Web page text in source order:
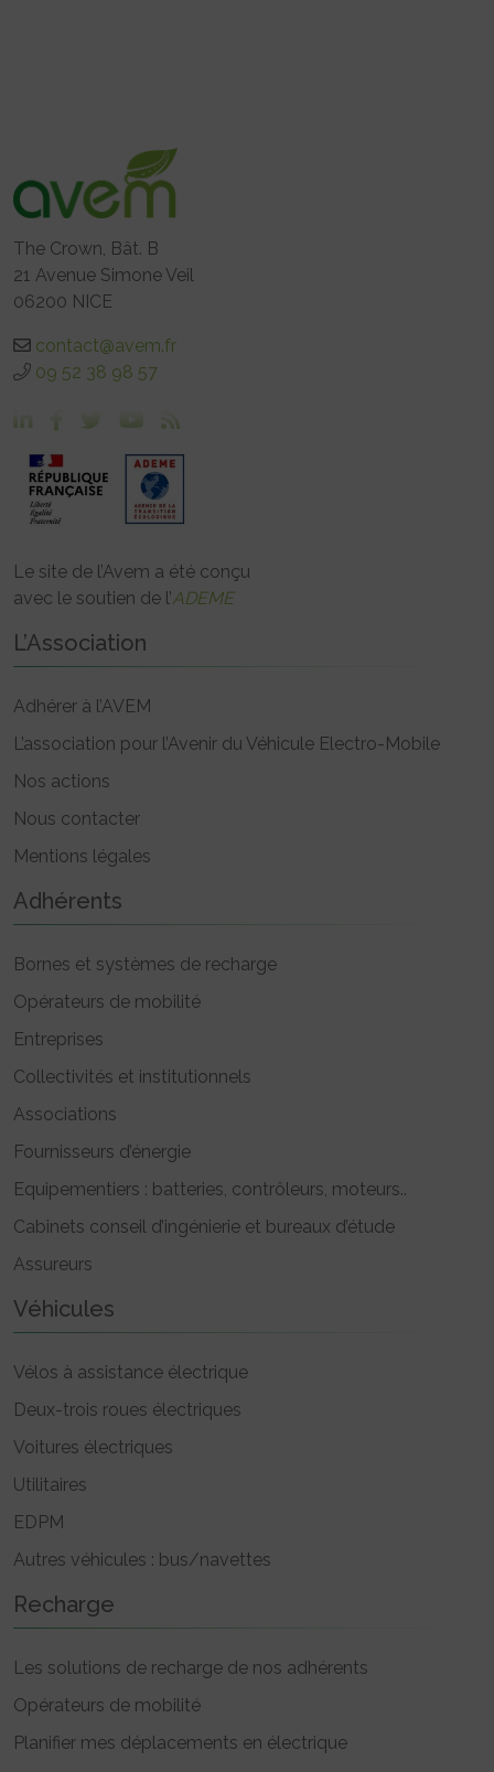
The Crown, Bât. B
21 Avenue Simone Veil
06200 NICE
contact@avem.fr
09 52 38 98 57
Le site de l’Avem a été conçu
avec le soutien de l’ADEME
L’Association
Adhérer à l’AVEM
L’association pour l’Avenir du Véhicule Electro-Mobile
Nos actions
Nous contacter
Mentions légales
Adhérents
Bornes et systèmes de recharge
Opérateurs de mobilité
Entreprises
Collectivités et institutionnels
Associations
Fournisseurs d’énergie
Equipementiers : batteries, contrôleurs, moteurs..
Cabinets conseil d’ingénierie et bureaux d’étude
Assureurs
Véhicules
Vélos à assistance électrique
Deux-trois roues électriques
Voitures électriques
Utilitaires
EDPM
Autres véhicules : bus/navettes
Recharge
Les solutions de recharge de nos adhérents
Opérateurs de mobilité
Planifier mes déplacements en électrique